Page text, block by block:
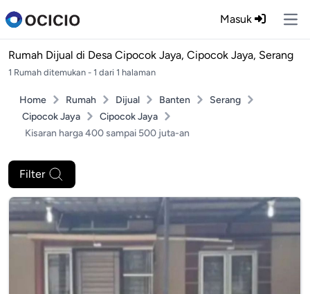
Masuk
Rumah Dijual di Desa Cipocok Jaya, Cipocok Jaya, Serang
1 Rumah ditemukan - 1 dari 1 halaman
Home Rumah Dijual Banten
Serang
Cipocok Jaya
Cipocok Jaya
Kisaran harga 400 sampai 500 juta-an
Filter